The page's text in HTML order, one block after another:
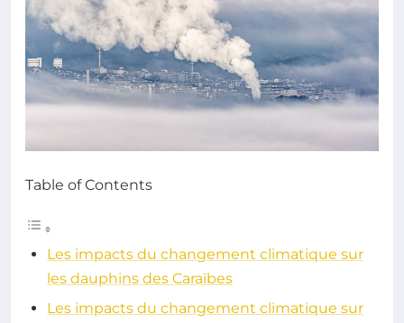
Table of Contents
Les impacts du changement climatique sur
les dauphins des Caraïbes
Les impacts du changement climatique sur